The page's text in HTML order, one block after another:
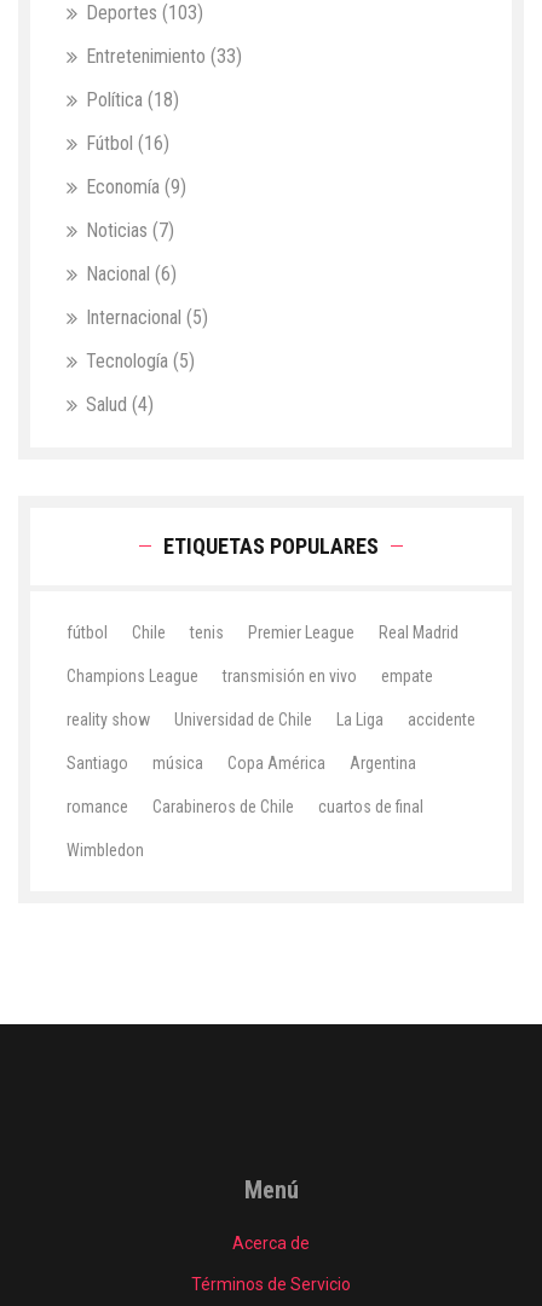
Deportes (103)
Entretenimiento (33)
Política (18)
Fútbol (16)
Economía (9)
Noticias (7)
Nacional (6)
Internacional (5)
Tecnología (5)
Salud (4)
ETIQUETAS POPULARES
fútbol Chile tenis Premier League Real Madrid
Champions League transmisión en vivo empate
reality show Universidad de Chile La Liga accidente
Santiago música Copa América Argentina
romance Carabineros de Chile cuartos de final
Wimbledon
Menú
Acerca de
Términos de Servicio